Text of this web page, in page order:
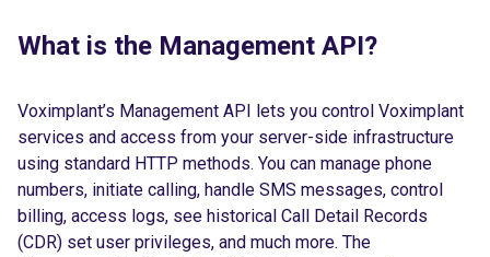
What is the Management API?
Voximplant’s Management API lets you control Voximplant
services and access from your server-side infrastructure
using standard HTTP methods. You can manage phone
numbers, initiate calling, handle SMS messages, control
billing, access logs, see historical Call Detail Records
(CDR) set user privileges, and much more. The